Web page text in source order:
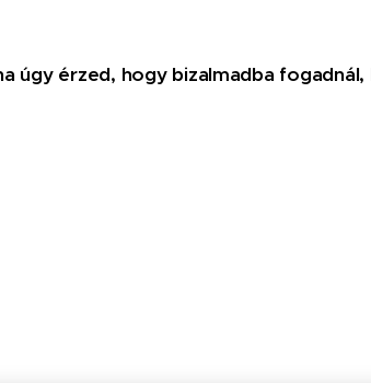
úgy érzed, hogy bizalmadba